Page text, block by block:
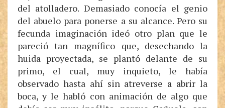
del atolladero. Demasiado conocía el genio
del abuelo para ponerse a su alcance. Pero su
fecunda imaginación ideó otro plan que le
pareció tan magnífico que, desechando la
huida proyectada, se plantó delante de su
primo, el cual, muy inquieto, le había
observado hasta ahí sin atreverse a abrir la
boca, y le habló con animación de algo que